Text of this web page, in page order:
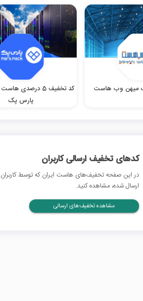
کد تخفیف 5 درصدی
پارس پک
کدهای تخفیف ارسالی کاربران
در این صفحه تخفیف‌های هاست ایران که توسط کاربران
ارسال شده، مشاهده کنید.
مشاهده تخفیف‌های ارسالی